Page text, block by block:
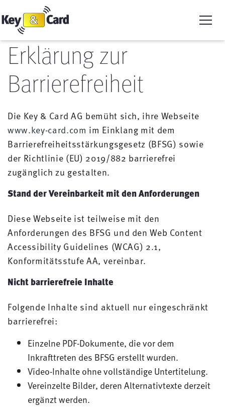
Erklärung zur
Barrierefreiheit
Die Key & Card AG bemüht sich, ihre Webseite
www.key-card.com im Einklang mit dem
Barrierefreiheitsstärkungsgesetz (BFSG) sowie
der Richtlinie (EU) 2019/882 barrierefrei
zugänglich zu gestalten.
Stand der Vereinbarkeit mit den Anforderungen
Diese Webseite ist teilweise mit den
Anforderungen des BFSG und den Web Content
Accessibility Guidelines (WCAG) 2.1,
Konformitätsstufe AA, vereinbar.
Nicht barrierefreie Inhalte
Folgende Inhalte sind aktuell nur eingeschränkt
barrierefrei:
Einzelne PDF-Dokumente, die vor dem
Inkrafttreten des BFSG erstellt wurden.
Video-Inhalte ohne vollständige Untertitelung.
Vereinzelte Bilder, deren Alternativtexte derzeit
ergänzt werden.